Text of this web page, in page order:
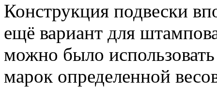
Конструкция подвески
ещё вариант для
можно было
марок определенной